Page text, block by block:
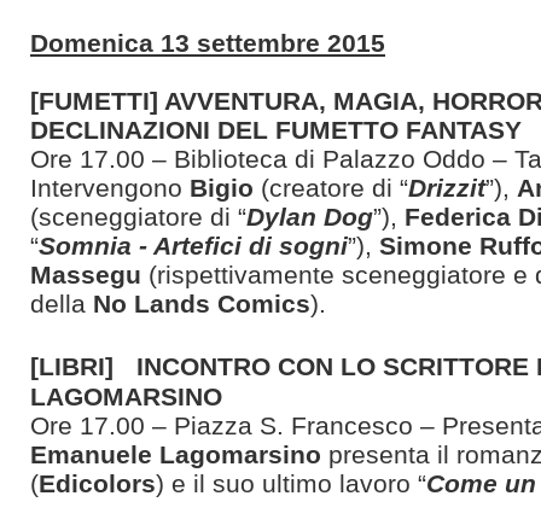
Domenica 13 settembre 2015
[FUMETTI] AVVENTURA, MAGIA,
DECLINAZIONI DEL FUMETTO FANTASY
Ore 17.00 – Biblioteca di Palazzo Oddo –
Intervengono Bigio (creatore di “Drizzit”),
(sceneggiatore di “Dylan Dog”), Federica
“Somnia - Artefici di sogni”), Simone
Massegu (rispettivamente sceneggiatore e
della No Lands Comics).
[LIBRI] INCONTRO CON LO SCRITTORE
LAGOMARSINO
Ore 17.00 – Piazza S. Francesco –
Emanuele Lagomarsino presenta il
(Edicolors) e il suo ultimo lavoro “Come